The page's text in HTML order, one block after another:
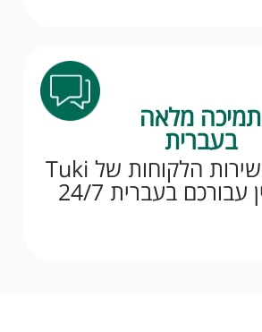
תמיכה מלאה
בעברית
נתקעתם? שירות הלקוחות של Tuki